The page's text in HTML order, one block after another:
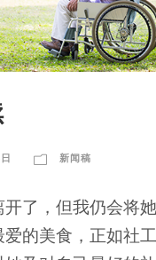
新闻稿
开了，但我仍会将
的美食，正如社